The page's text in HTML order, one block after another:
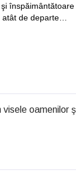
înspăimântătoare
de departe…
visele oamenilor